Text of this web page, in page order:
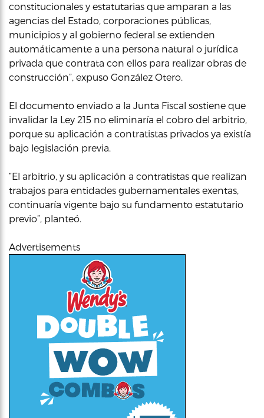
constitucionales y estatutarias que amparan a las
agencias del Estado, corporaciones públicas,
municipios y al gobierno federal se extienden
automáticamente a una persona natural o jurídica
privada que contrata con ellos para realizar obras de
construcción”, expuso González Otero.
El documento enviado a la Junta Fiscal sostiene que
invalidar la Ley 215 no eliminaría el cobro del arbitrio,
porque su aplicación a contratistas privados ya existía
bajo legislación previa.
“El arbitrio, y su aplicación a contratistas que realizan
trabajos para entidades gubernamentales exentas,
continuaría vigente bajo su fundamento estatutario
previo”, planteó.
Advertisements